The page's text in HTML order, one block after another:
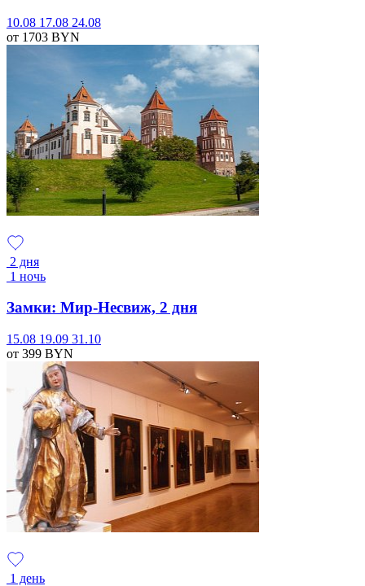
10.08 17.08 24.08
от 1703 BYN
2 дня
1 ночь
Замки: Мир-Несвиж, 2 дня
15.08 19.09 31.10
от 399 BYN
1 день